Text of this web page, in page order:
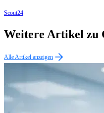
Scout24
Weitere Artikel zu
Alle Artikel anzeigen